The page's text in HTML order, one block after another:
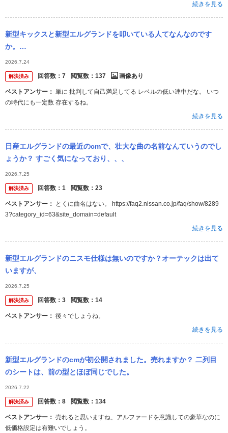
続きを見る
新型キックスと新型エルグランドを叩いている人てなんなのです
か。
・・・・・・・・・・・・・・・・・・・・・・・・・・・・・・
日産が頑張っているのにそれを叩く人てなんなのですか。 よく分か
らない...
2026.7.24
解決済み 回答数： 7 閲覧数： 137 画像あり
ベストアンサー：
の時代にも一定数 存在するね。
続きを見る
日産エルグランドの最近のcmで、壮大な曲の名前なんていうのでし
ょうか？ すごく気になっており、、、
2026.7.25
解決済み 回答数： 1 閲覧数： 23
ベストアンサー：
3?category_id=63&site_domain=default
続きを見る
新型エルグランドのニスモ仕様は無いのですか？オーテックは出て
いますが、
2026.7.25
解決済み 回答数： 3 閲覧数： 14
ベストアンサー： 後々でしょうね。
続きを見る
新型エルグランドのcmが初公開されました。売れますか？ 二列目
のシートは、前の型とほぼ同じでした。
2026.7.22
解決済み 回答数： 8 閲覧数： 134
ベストアンサー：
低価格設定は有難いでしょう。